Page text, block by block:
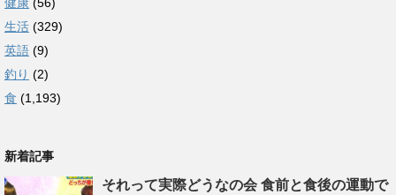
生活 (329)
英語 (9)
釣り (2)
食 (1,193)
新着記事
それって実際どうなの会 食前と食後の運動で